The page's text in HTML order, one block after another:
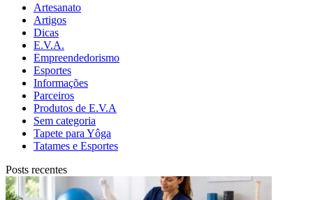
Artesanato
Artigos
Dicas
E.V.A.
Empreendedorismo
Esportes
Informações
Parceiros
Produtos de E.V.A
Sem categoria
Tapete para Yôga
Tatames e Esportes
Posts recentes